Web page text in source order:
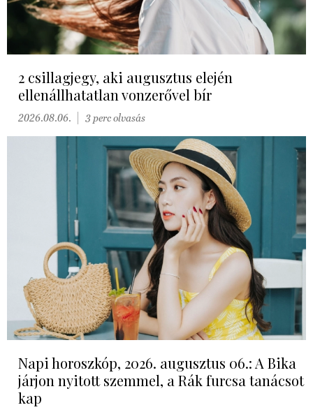
2 csillagjegy, aki augusztus elején
ellenállhatatlan vonzerővel bír
2026.08.06. 3 perc olvasás
Napi horoszkóp, 2026. augusztus 06.: A Bika
járjon nyitott szemmel, a Rák furcsa tanácsot
kap